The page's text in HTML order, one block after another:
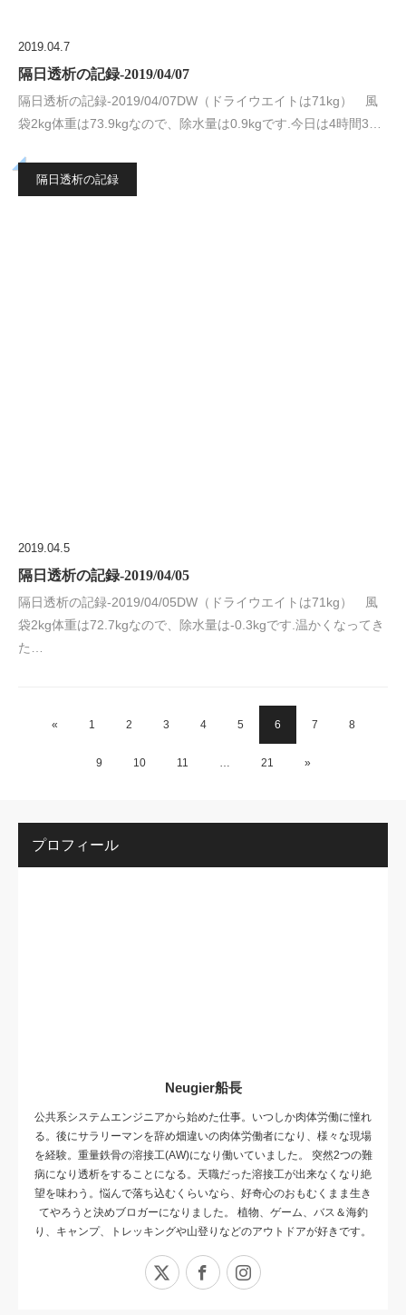
2019.04.7
隔日透析の記録-2019/04/07
隔日透析の記録-2019/04/07DW（ドライウエイトは71kg） 風
袋2kg体重は73.9kgなので、除水量は0.9kgです.今日は4時間3…
隔日透析の記録
2019.04.5
隔日透析の記録-2019/04/05
隔日透析の記録-2019/04/05DW（ドライウエイトは71kg） 風
袋2kg体重は72.7kgなので、除水量は-0.3kgです.温かくなってき
た…
« 1 2 3 4 5 6 7 8
9 10 11 … 21 »
プロフィール
Neugier船長
公共系システムエンジニアから始めた仕事。いつしか肉体労働に憧れ
る。後にサラリーマンを辞め畑違いの肉体労働者になり、様々な現場
を経験。重量鉄骨の溶接工(AW)になり働いていました。 突然2つの難
病になり透析をすることになる。天職だった溶接工が出来なくなり絶
望を味わう。悩んで落ち込むくらいなら、好奇心のおもむくまま生き
てやろうと決めブロガーになりました。 植物、ゲーム、バス＆海釣
り、キャンプ、トレッキングや山登りなどのアウトドアが好きです。
Facebook